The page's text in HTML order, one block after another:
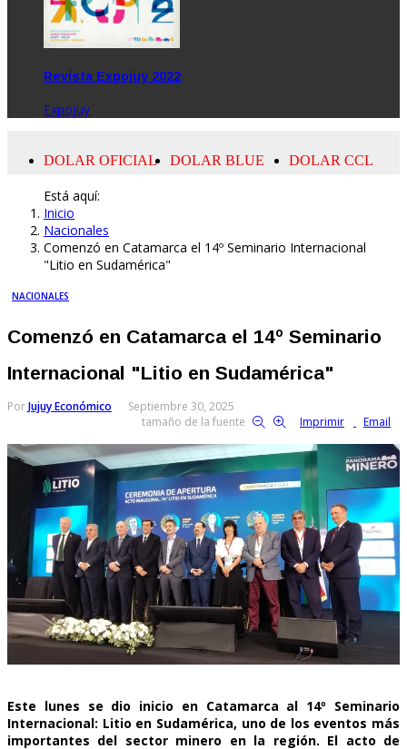
Revista Expojuy 2022
ExpoJuy
Está aquí:
Inicio
Nacionales
Comenzó en Catamarca el 14º Seminario Internacional
"Litio en Sudamérica"
NACIONALES
Comenzó en Catamarca el 14º Seminario
Internacional "Litio en Sudamérica"
PorJujuy Económico
Septiembre 30, 2025
tamaño de la fuente
Imprimir Email
Este lunes se dio inicio en Catamarca al 14º Seminario
Internacional: Litio en Sudamérica, uno de los eventos más
importantes del sector minero en la región. El acto de